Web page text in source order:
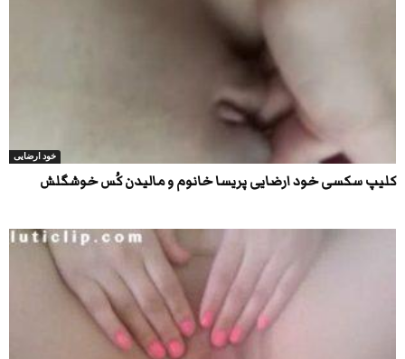
خود ارضایی
کلیپ سکسی خود ارضایی پریسا خانوم و مالیدن کُس خوشگلش